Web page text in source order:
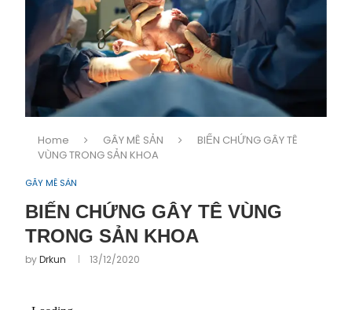
Home GÂY MÊ SẢN
BIẾN CHỨNG GÂY TÊ
VÙNG TRONG SẢN KHOA
GÂY MÊ SẢN
BIẾN CHỨNG GÂY TÊ VÙNG
TRONG SẢN KHOA
byDrkun 13/12/2020